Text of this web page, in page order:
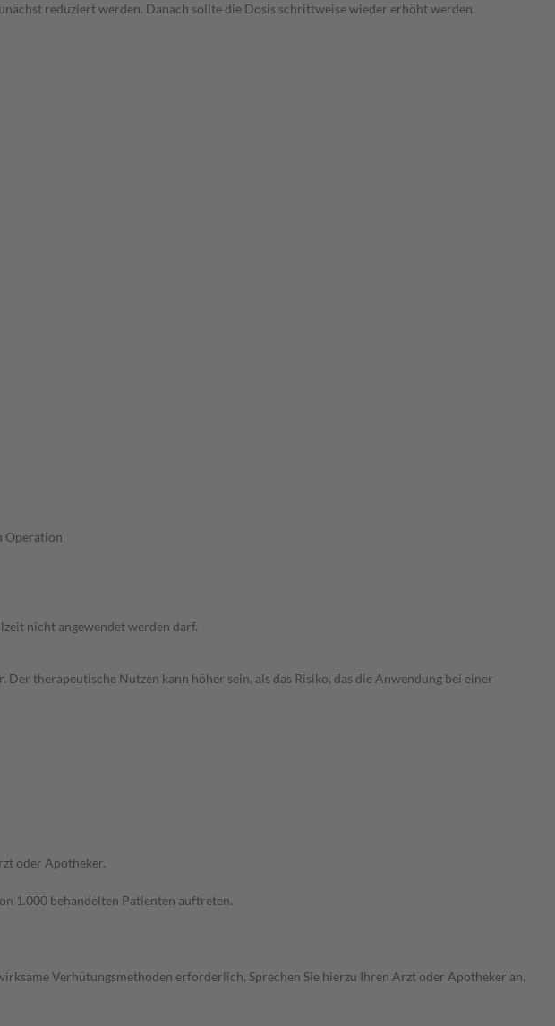
reduziert werden. Danach sollte die Dosis schrittweise wieder erhöht werden.
Operation
nicht angewendet werden darf.
therapeutische Nutzen kann höher sein, als das Risiko, das die Anwendung bei einer
oder Apotheker.
1.000 behandelten Patienten auftreten.
Verhütungsmethoden erforderlich. Sprechen Sie hierzu Ihren Arzt oder Apotheker an.